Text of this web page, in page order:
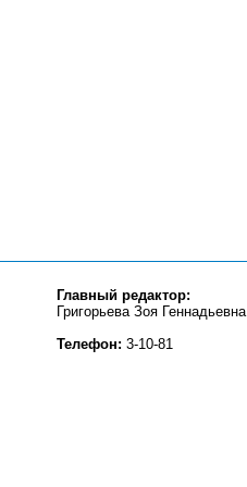
Главный редактор:
Григорьева Зоя Геннадьевна
Телефон: 3-10-81